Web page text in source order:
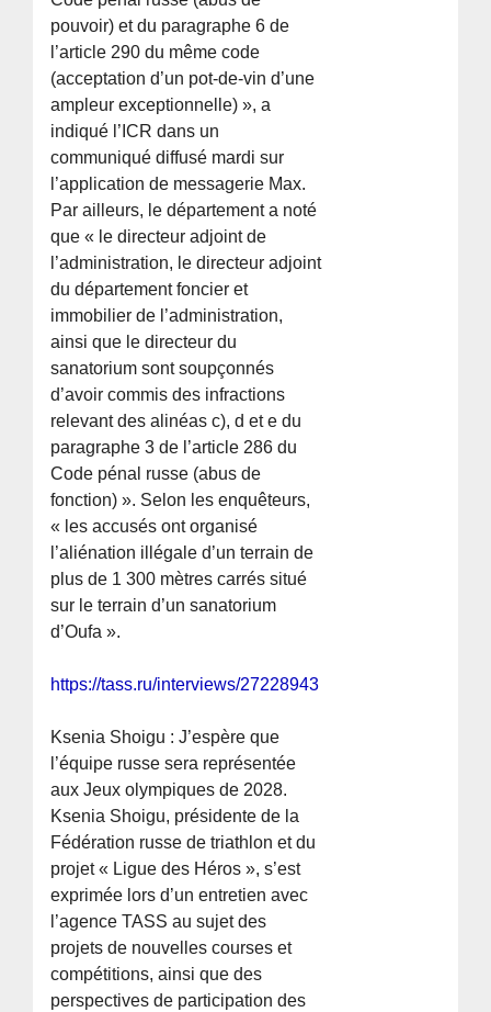
pouvoir) et du paragraphe 6 de
l’article 290 du même code
(acceptation d’un pot-de-vin d’une
ampleur exceptionnelle) », a
indiqué l’ICR dans un
communiqué diffusé mardi sur
l’application de messagerie Max.
Par ailleurs, le département a noté
que « le directeur adjoint de
l’administration, le directeur adjoint
du département foncier et
immobilier de l’administration,
ainsi que le directeur du
sanatorium sont soupçonnés
d’avoir commis des infractions
relevant des alinéas c), d et e du
paragraphe 3 de l’article 286 du
Code pénal russe (abus de
fonction) ». Selon les enquêteurs,
« les accusés ont organisé
l’aliénation illégale d’un terrain de
plus de 1 300 mètres carrés situé
sur le terrain d’un sanatorium
d’Oufa ».
https://tass.ru/interviews/27228943
Ksenia Shoigu : J’espère que
l’équipe russe sera représentée
aux Jeux olympiques de 2028.
Ksenia Shoigu, présidente de la
Fédération russe de triathlon et du
projet « Ligue des Héros », s’est
exprimée lors d’un entretien avec
l’agence TASS au sujet des
projets de nouvelles courses et
compétitions, ainsi que des
perspectives de participation des